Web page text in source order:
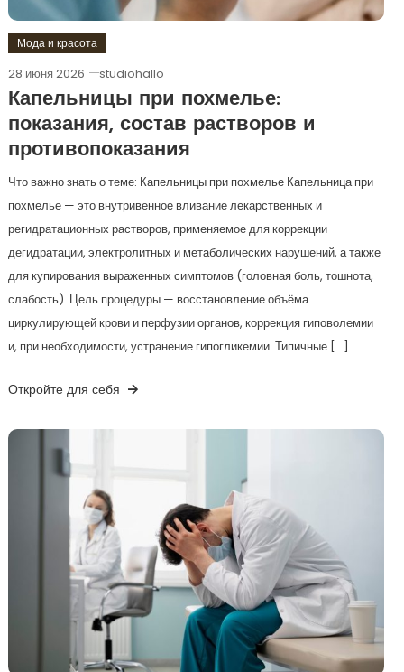
Мода и красота
28 июня 2026 studiohallo_
Капельницы при похмелье:
показания, состав растворов и
противопоказания
Что важно знать о теме: Капельницы при похмелье Капельница при
похмелье — это внутривенное вливание лекарственных и
регидратационных растворов, применяемое для коррекции
дегидратации, электролитных и метаболических нарушений, а также
для купирования выраженных симптомов (головная боль, тошнота,
слабость). Цель процедуры — восстановление объёма
циркулирующей крови и перфузии органов, коррекция гиповолемии
и, при необходимости, устранение гипогликемии. Типичные […]
Откройте для себя